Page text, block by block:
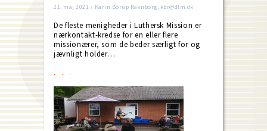
21. maj 2021 / Karin Borup Ravnborg; kbr@dlm.dk
De fleste menigheder i Luthersk Mission er
nærkontakt-kredse for en eller flere
missionærer, som de beder særligt for og
jævnligt holder…